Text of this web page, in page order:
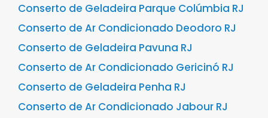
Conserto de Geladeira Parque Colúmbia RJ
Conserto de Ar Condicionado Deodoro RJ
Conserto de Geladeira Pavuna RJ
Conserto de Ar Condicionado Gericinó RJ
Conserto de Geladeira Penha RJ
Conserto de Ar Condicionado Jabour RJ